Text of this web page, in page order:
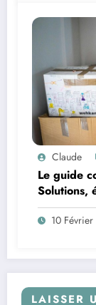
Claude
Le guide
Solutions,
10
LAISSER